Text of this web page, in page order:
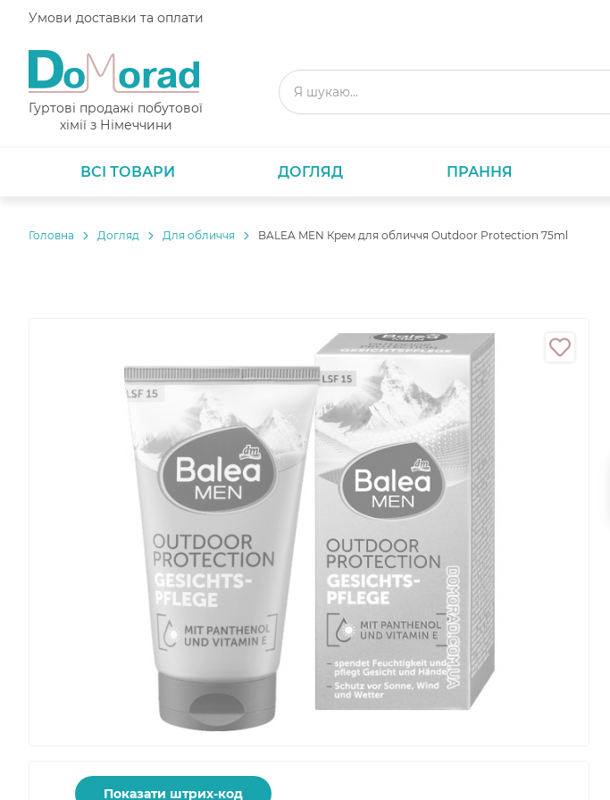
Умови доставки та оплати
Гуртові продажі побутової
хімії з Німеччини
ВСІ ТОВАРИ ДОГЛЯД ПРАННЯ
Головнa Догляд Для обличчя BALEA MEN Крем для обличчя Outdoor Protection 75ml
Показати штрих-код